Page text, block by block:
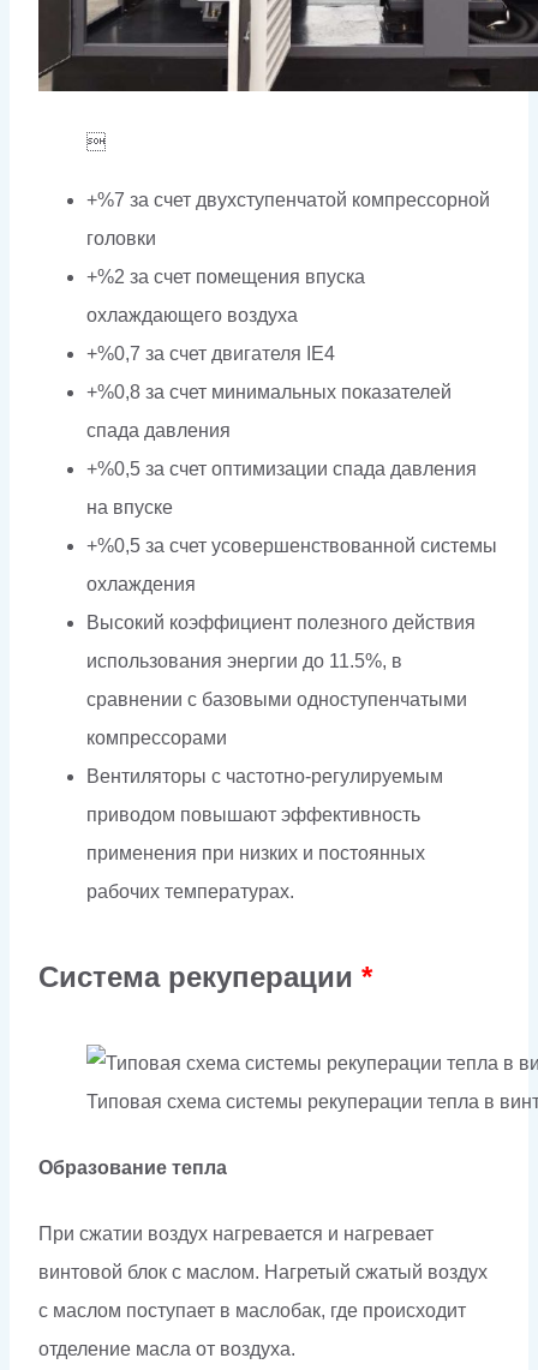

+%7 за счет двухступенчатой компрессорной
головки
+%2 за счет помещения впуска
охлаждающего воздуха
+%0,7 за счет двигателя IE4
+%0,8 за счет минимальных показателей
спада давления
+%0,5 за счет оптимизации спада давления
на впуске
+%0,5 за счет усовершенствованной системы
охлаждения
Высокий коэффициент полезного действия
использования энергии до 11.5%, в
сравнении с базовыми одноступенчатыми
компрессорами
Вентиляторы с частотно-регулируемым
приводом повышают эффективность
применения при низких и постоянных
рабочих температурах.
Система рекуперации *
Типовая схема системы рекуперации тепла в
Образование тепла
При сжатии воздух нагревается и нагревает
винтовой блок с маслом. Нагретый сжатый воздух
с маслом поступает в маслобак, где происходит
отделение масла от воздуха.